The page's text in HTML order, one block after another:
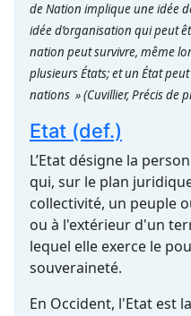
de Nation implique une idée
idée d’organisation qui peut
nation peut survivre, même
plusieurs États; et un État
nations »(Cuvillier, Précis de
Etat (def.)
L’Etat désigne la
qui, sur le plan
collectivité, un peuple
ou à l'extérieur d'un
lequel elle exerce le
souveraineté.
En Occident, l'Etat est